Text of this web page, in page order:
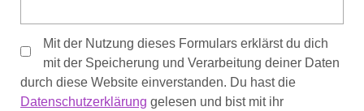
Mit der Nutzung dieses Formulars erklärst du dich
mit der Speicherung und Verarbeitung deiner Daten
durch diese Website einverstanden. Du hast die
Datenschutzerklärung gelesen und bist mit ihr